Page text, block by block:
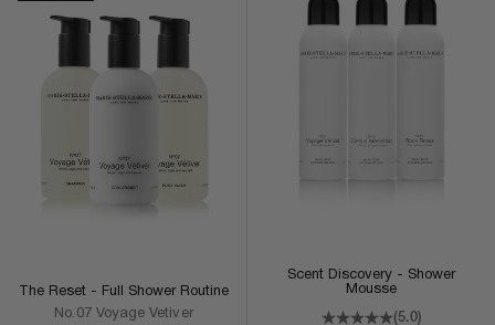
The Reset - Full Shower Routine
No.07 Voyage Vetiver
Scent Discovery - Shower
Mousse
(5.0)